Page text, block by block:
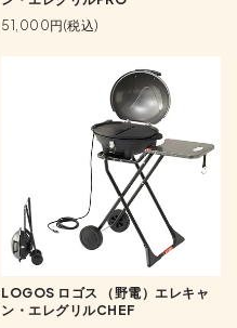
51,000円(税込)
LOGOS ロゴス （野電）エレキャ
ン・エレグリルCHEF